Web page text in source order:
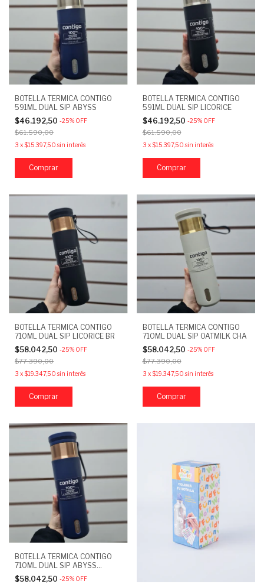
BOTELLA TERMICA CONTIGO
591ML DUAL SIP ABYSS
$46.192,50 -25% OFF
$61.590,00
3 x$15.397,50 sin interés
BOTELLA TERMICA CONTIGO
591ML DUAL SIP LICORICE
$46.192,50 -25% OFF
$61.590,00
3 x$15.397,50 sin interés
BOTELLA TERMICA CONTIGO
710ML DUAL SIP LICORICE BR
$58.042,50 -25% OFF
$77.390,00
3 x$19.347,50 sin interés
BOTELLA TERMICA CONTIGO
710ML DUAL SIP OATMILK CHA
$58.042,50 -25% OFF
$77.390,00
3 x$19.347,50 sin interés
BOTELLA TERMICA CONTIGO
710ML DUAL SIP ABYSS
BRONC
$58.042,50 -25% OFF